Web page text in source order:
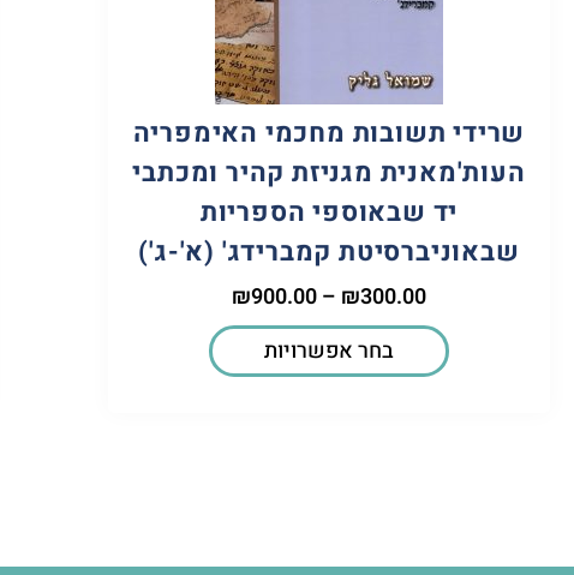
שרידי תשובות מחכמי האימפריה
העות'מאנית מגניזת קהיר ומכתבי
יד שבאוספי הספריות
שבאוניברסיטת קמברידג' (א'-ג')
₪300.00
–
₪900.00
בחר אפשרויות